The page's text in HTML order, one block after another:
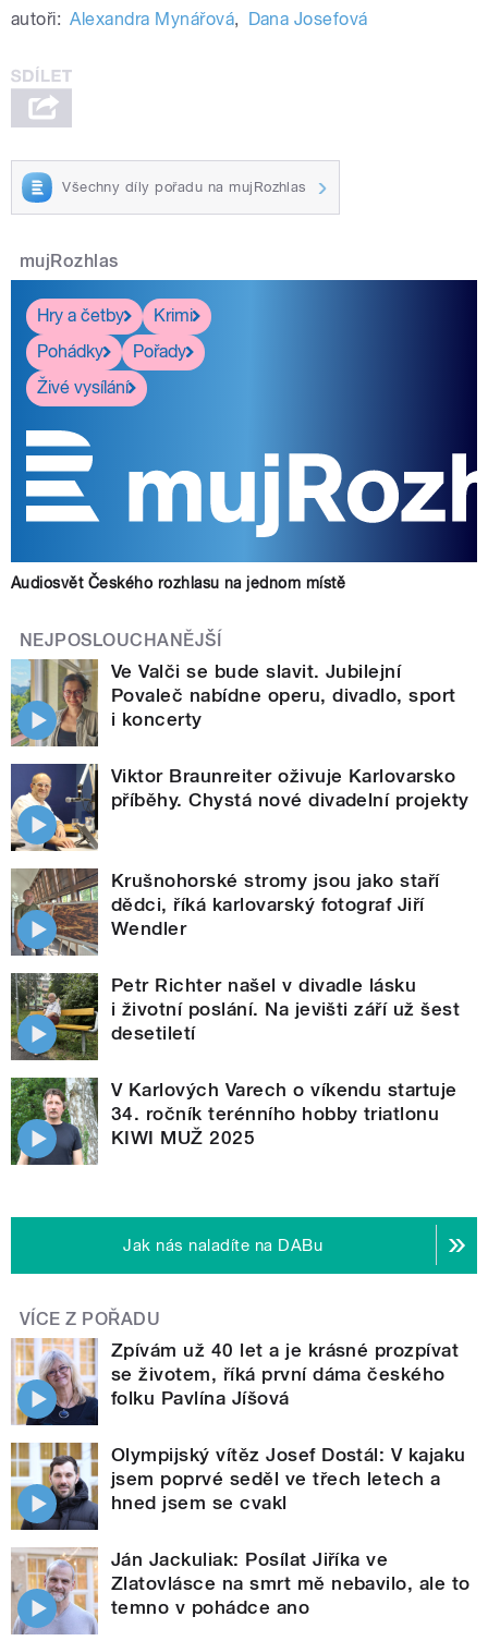
autoři: Alexandra Mynářová, Dana Josefová
Všechny díly pořadu na mujRozhlas
mujRozhlas
Hry a četby
Krimi
Pohádky
Pořady
Živé vysílání
Audiosvět Českého rozhlasu na jednom místě
NEJPOSLOUCHANĚJŠÍ
Ve Valči se bude slavit. Jubilejní
Povaleč nabídne operu, divadlo, sport
i koncerty
Viktor Braunreiter oživuje Karlovarsko
příběhy. Chystá nové divadelní projekty
Krušnohorské stromy jsou jako staří
dědci, říká karlovarský fotograf Jiří
Wendler
Petr Richter našel v divadle lásku
i životní poslání. Na jevišti září už šest
desetiletí
V Karlových Varech o víkendu startuje
34. ročník terénního hobby triatlonu
KIWI MUŽ 2025
Jak nás naladíte na DABu
VÍCE Z POŘADU
Zpívám už 40 let a je krásné prozpívat
se životem, říká první dáma českého
folku Pavlína Jíšová
Olympijský vítěz Josef Dostál: V kajaku
jsem poprvé seděl ve třech letech a
hned jsem se cvakl
Ján Jackuliak: Posílat Jiříka ve
Zlatovlásce na smrt mě nebavilo, ale to
temno v pohádce ano